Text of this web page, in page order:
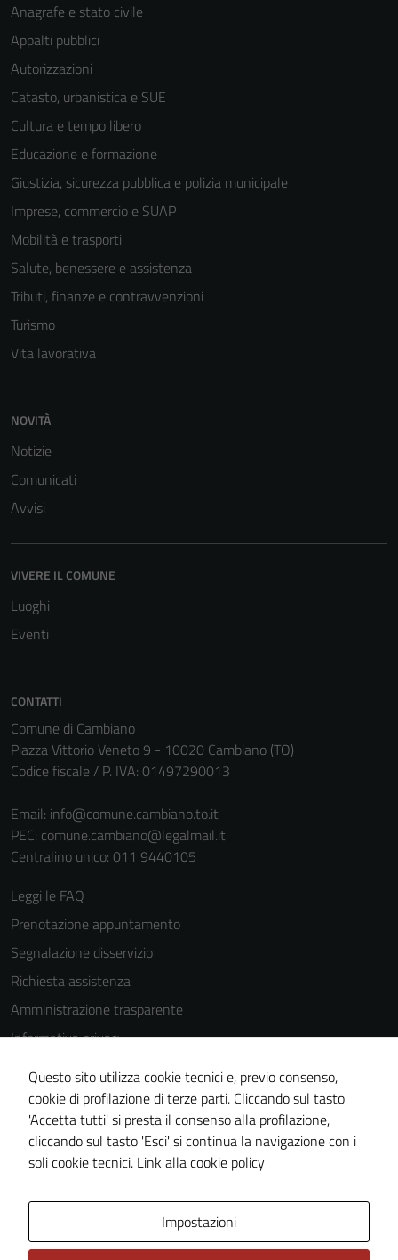
Anagrafe e stato civile
Appalti pubblici
Autorizzazioni
Catasto, urbanistica e SUE
Cultura e tempo libero
Educazione e formazione
Giustizia, sicurezza pubblica e polizia municipale
Imprese, commercio e SUAP
Mobilità e trasporti
Salute, benessere e assistenza
Tributi, finanze e contravvenzioni
Turismo
Vita lavorativa
NOVITÀ
Notizie
Comunicati
Avvisi
VIVERE IL COMUNE
Luoghi
Eventi
CONTATTI
Comune di Cambiano
Piazza Vittorio Veneto 9 - 10020 Cambiano (TO)
Codice fiscale / P. IVA: 01497290013
Email: info@comune.cambiano.to.it
PEC: comune.cambiano@legalmail.it
Centralino unico: 011 9440105
Leggi le FAQ
Prenotazione appuntamento
Segnalazione disservizio
Richiesta assistenza
Amministrazione trasparente
Informativa privacy
Cookie Policy
Note legali
Dichiarazione di accessibilità
Piano di miglioramento del sito
Questo sito utilizza cookie tecnici e, previo consenso,
cookie di profilazione di terze parti. Cliccando sul tasto
'Accetta tutti' si presta il consenso alla profilazione,
cliccando sul tasto 'Esci' si continua la navigazione con i
soli cookie tecnici. Link alla cookie policy
Impostazioni
Questi cookie
sono necessari